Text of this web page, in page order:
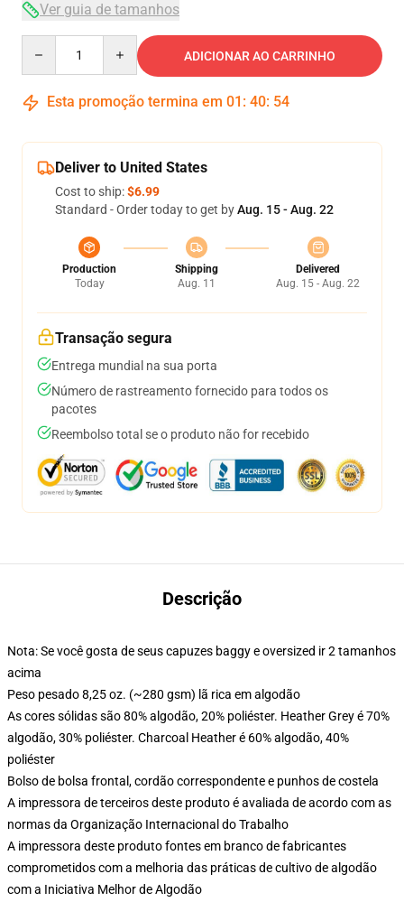
Ver guia de tamanhos
ADICIONAR AO CARRINHO
Esta promoção termina em 01 : 40: 54
Deliver to United States
Cost to ship:$6.99
Standard - Order today to get byAug. 15 - Aug. 22
Production
Today
Shipping
Aug. 11
Delivered
Aug. 15 - Aug. 22
Transação segura
Entrega mundial na sua porta
Número de rastreamento fornecido para todos os
pacotes
Reembolso total se o produto não for recebido
Descrição
Nota: Se você gosta de seus capuzes baggy e oversized ir 2 tamanhos
acima
Peso pesado 8,25 oz. (~280 gsm) lã rica em algodão
As cores sólidas são 80% algodão, 20% poliéster. Heather Grey é 70%
algodão, 30% poliéster. Charcoal Heather é 60% algodão, 40%
poliéster
Bolso de bolsa frontal, cordão correspondente e punhos de costela
A impressora de terceiros deste produto é avaliada de acordo com as
normas da Organização Internacional do Trabalho
A impressora deste produto fontes em branco de fabricantes
comprometidos com a melhoria das práticas de cultivo de algodão
com a Iniciativa Melhor de Algodão